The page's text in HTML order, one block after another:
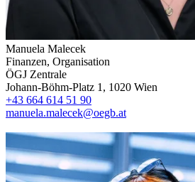
Manuela Malecek
Finanzen, Organisation
ÖGJ Zentrale
Johann-Böhm-Platz 1, 1020 Wien
+43 664 614 51 90
manuela.malecek@oegb.at